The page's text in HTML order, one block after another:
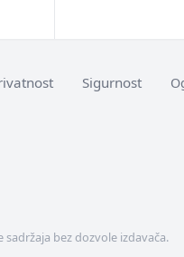
Sigurnost
bez dozvole izdavača.